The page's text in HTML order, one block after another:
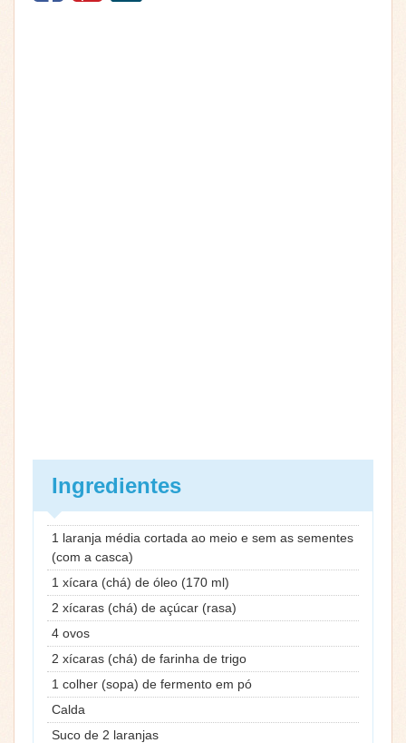
Ingredientes
1 laranja média cortada ao meio e sem as sementes
(com a casca)
1 xícara (chá) de óleo (170 ml)
2 xícaras (chá) de açúcar (rasa)
4 ovos
2 xícaras (chá) de farinha de trigo
1 colher (sopa) de fermento em pó
Calda
Suco de 2 laranjas